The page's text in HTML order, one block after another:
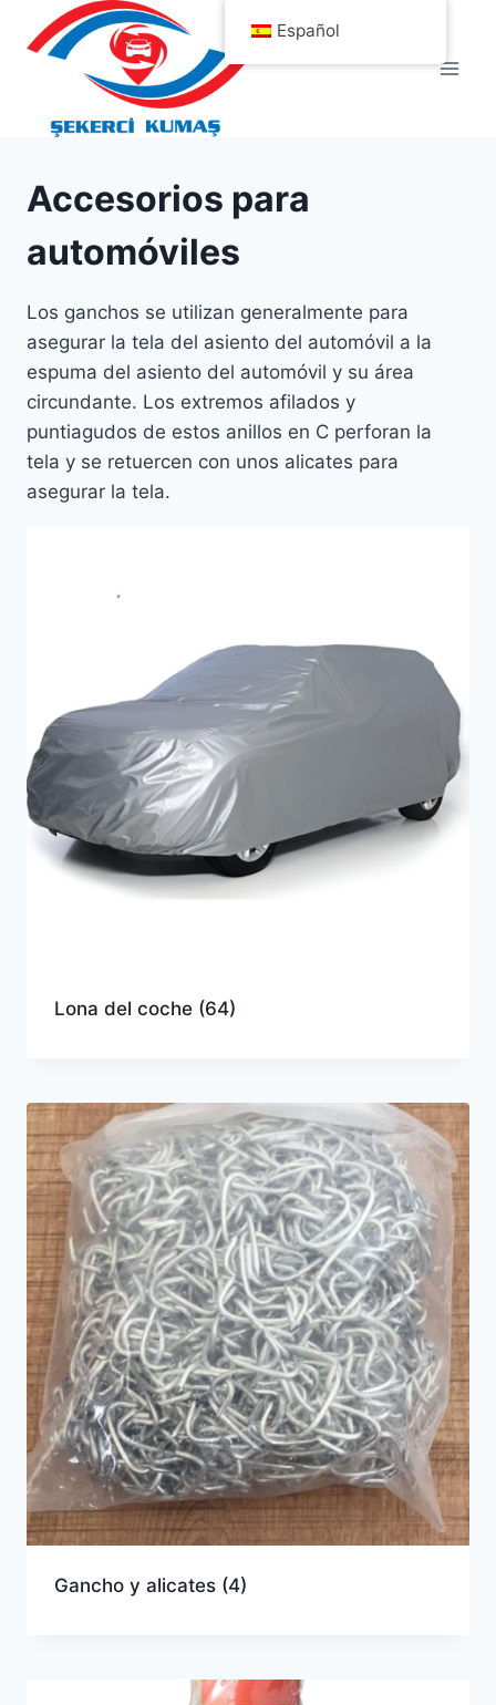
contenido
Accesorios para
automóviles
Los ganchos se utilizan generalmente para
asegurar la tela del asiento del automóvil a la
espuma del asiento del automóvil y su área
circundante. Los extremos afilados y
puntiagudos de estos anillos en C perforan la
tela y se retuercen con unos alicates para
asegurar la tela.
Lona del coche (64)
Gancho y alicates (4)
Español